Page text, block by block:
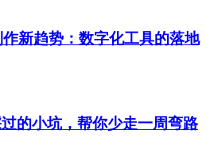
新趋势：数字化工具的落地
的小坑，帮你少走一周弯路